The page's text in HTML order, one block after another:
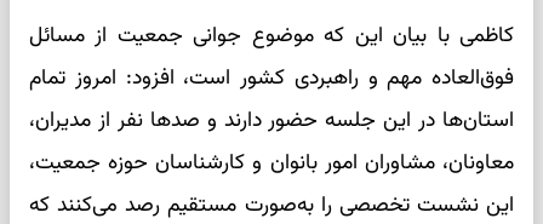
کاظمی با بیان این که موضوع جوانی جمعیت از مسائل
فوق‌العاده مهم و راهبردی کشور است، افزود: امروز تمام
استان‌ها در این جلسه حضور دارند و صد‌ها نفر از مدیران،
معاونان، مشاوران امور بانوان و کارشناسان حوزه جمعیت،
این نشست تخصصی را به‌صورت مستقیم رصد می‌کنند که